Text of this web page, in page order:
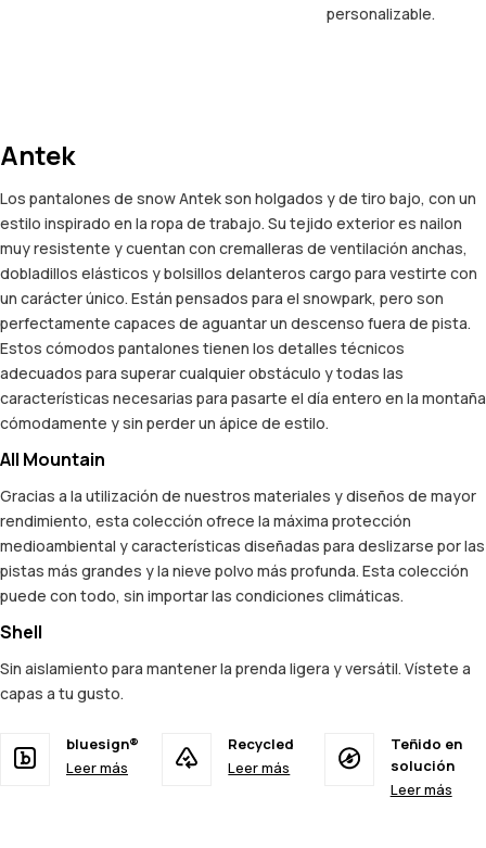
personalizable.
Antek
Los pantalones de snow Antek son holgados y de tiro bajo, con un
estilo inspirado en la ropa de trabajo. Su tejido exterior es nailon
muy resistente y cuentan con cremalleras de ventilación anchas,
dobladillos elásticos y bolsillos delanteros cargo para vestirte con
un carácter único. Están pensados para el snowpark, pero son
perfectamente capaces de aguantar un descenso fuera de pista.
Estos cómodos pantalones tienen los detalles técnicos
adecuados para superar cualquier obstáculo y todas las
características necesarias para pasarte el día entero en la montaña
cómodamente y sin perder un ápice de estilo.
All Mountain
Gracias a la utilización de nuestros materiales y diseños de mayor
rendimiento, esta colección ofrece la máxima protección
medioambiental y características diseñadas para deslizarse por las
pistas más grandes y la nieve polvo más profunda. Esta colección
puede con todo, sin importar las condiciones climáticas.
Shell
Sin aislamiento para mantener la prenda ligera y versátil. Vístete a
capas a tu gusto.
bluesign®
Leer más
Recycled
Leer más
Teñido en
solución
Leer más